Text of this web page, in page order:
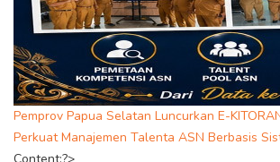
Pemprov Papua Selatan Luncurkan E-
Perkuat Manajemen Talenta ASN Berbasis